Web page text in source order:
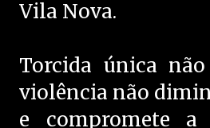
Vila Nova.
Torcida única
violência não
e compromete a